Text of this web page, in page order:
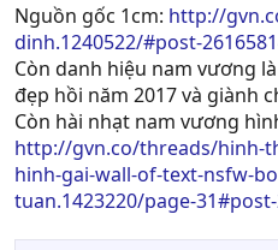
o
n
s
:
Nguồn gốc 1cm: http://
dinh.1240522/#post-
Còn danh hiệu nam vương
đẹp hồi năm 2017 và giành
Còn hài nhạt nam vương
http://gvn.co/threads/hinh-
hinh-gai-wall-of-text-nsfw-
tuan.1423220/page-